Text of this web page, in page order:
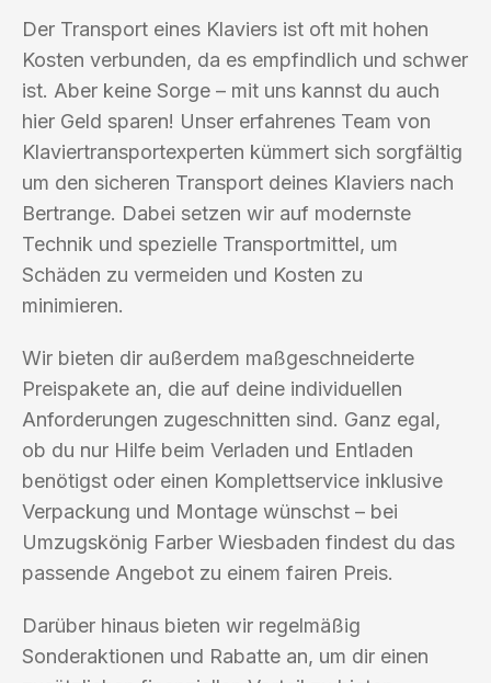
Der Transport eines Klaviers ist oft mit hohen
Kosten verbunden, da es empfindlich und schwer
ist. Aber keine Sorge – mit uns kannst du auch
hier Geld sparen! Unser erfahrenes Team von
Klaviertransportexperten kümmert sich sorgfältig
um den sicheren Transport deines Klaviers nach
Bertrange. Dabei setzen wir auf modernste
Technik und spezielle Transportmittel, um
Schäden zu vermeiden und Kosten zu
minimieren.
Wir bieten dir außerdem maßgeschneiderte
Preispakete an, die auf deine individuellen
Anforderungen zugeschnitten sind. Ganz egal,
ob du nur Hilfe beim Verladen und Entladen
benötigst oder einen Komplettservice inklusive
Verpackung und Montage wünschst – bei
Umzugskönig Farber Wiesbaden findest du das
passende Angebot zu einem fairen Preis.
Darüber hinaus bieten wir regelmäßig
Sonderaktionen und Rabatte an, um dir einen